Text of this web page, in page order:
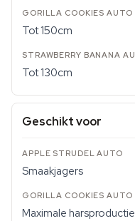
Tot 150cm
Tot 130cm
Geschikt voor
Smaakjagers
Maximale harsproductie